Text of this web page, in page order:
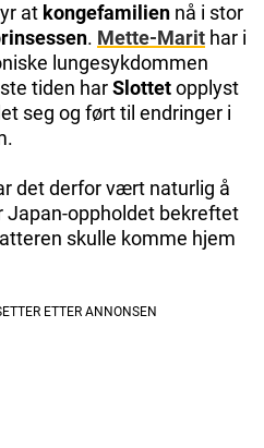
at kongefamilien nå i stor
. Mette-Marit har i
lungesykdommen
tiden harSlottetopplyst
seg og ført til endringer i
det derfor vært naturlig å
Japan-oppholdet bekreftet
skulle komme hjem